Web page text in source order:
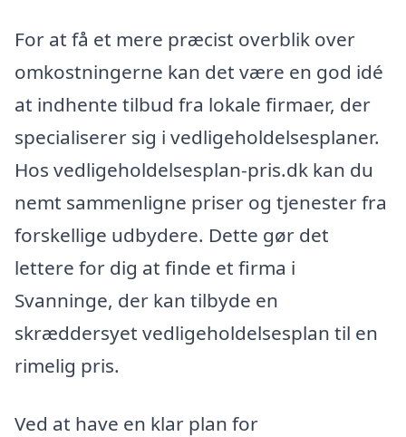
For at få et mere præcist overblik over
omkostningerne kan det være en god idé
at indhente tilbud fra lokale firmaer, der
specialiserer sig i vedligeholdelsesplaner.
Hos vedligeholdelsesplan-pris.dk kan du
nemt sammenligne priser og tjenester fra
forskellige udbydere. Dette gør det
lettere for dig at finde et firma i
Svanninge, der kan tilbyde en
skræddersyet vedligeholdelsesplan til en
rimelig pris.
Ved at have en klar plan for